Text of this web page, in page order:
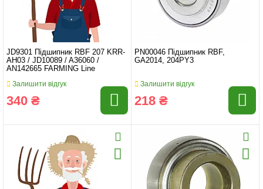
JD9301 Підшипник RBF 207 KRR-
AH03 / JD10089 / A36060 /
AN142665 FARMING Line
Залишити відгук
340 ₴
PN00046 Підшипник RBF,
GA2014, 204PY3
Залишити відгук
218 ₴